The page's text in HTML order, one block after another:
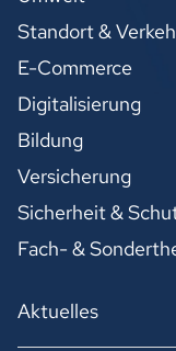
Standort &
E-Commerce
Digitalisierung
Bildung
Versicherung
Sicherheit &
Fach- &
Aktuelles